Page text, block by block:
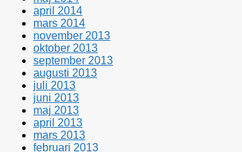
april 2014
mars 2014
november 2013
oktober 2013
september 2013
augusti 2013
juli 2013
juni 2013
maj 2013
april 2013
mars 2013
februari 2013